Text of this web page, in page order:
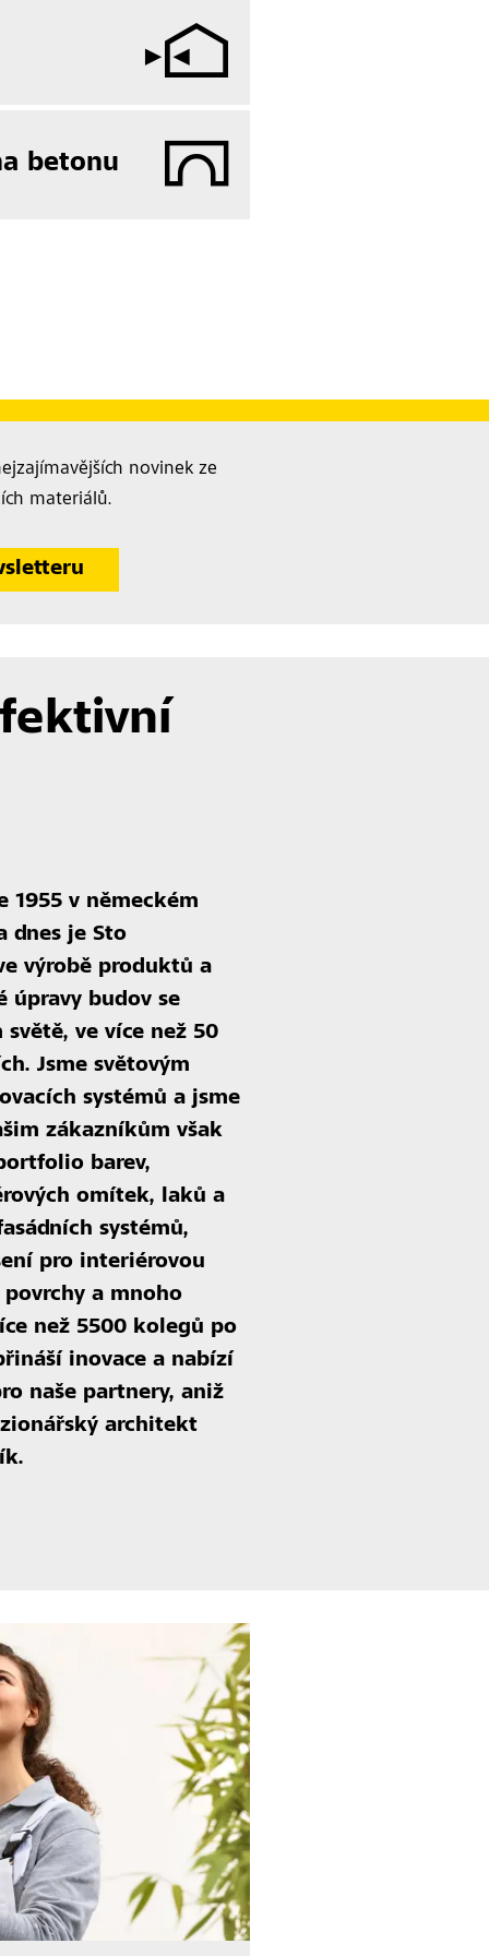
betonu
novinek ze
materiálů.
1955 v německém
dnes je Sto
výrobě produktů a
úpravy budov se
ve více než 50
Jsme světovým
systémů a jsme
zákazníkům však
barev,
omítek, laků a
systémů,
pro interiérovou
a mnoho
než 5500 kolegů po
inovace a nabízí
naše partnery, aniž
architekt